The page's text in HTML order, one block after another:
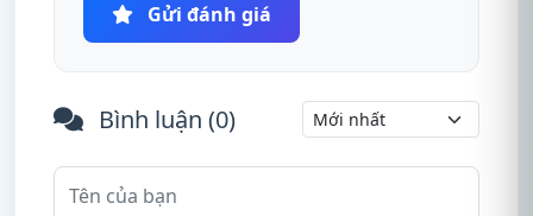
Gửi đánh giá
Bình luận (0)